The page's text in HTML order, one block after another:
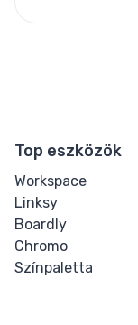
Top eszközök
Workspace
Linksy
Boardly
Chromo
Színpaletta